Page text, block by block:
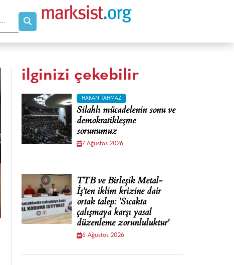
ilginizi çekebilir
HAKAN TAHMAZ
Silahlı mücadelenin sonu ve
demokratikleşme
sorunumuz
7 Ağustos 2026
TTB ve Birleşik Metal-
İş'ten iklim krizine dair
ortak talep: 'Sıcakta
çalışmaya karşı yasal
düzenleme zorunluluktur'
6 Ağustos 2026